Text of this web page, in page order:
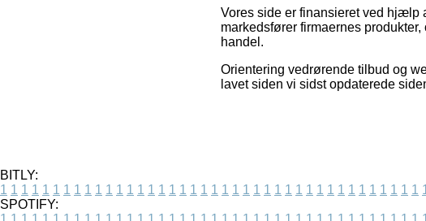
Vores side er finansieret ved hjælp
markedsfører firmaernes
handel.
Orientering vedrørende tilbud og
lavet siden vi sidst opdaterede
BITLY:
1 1 1 1 1 1 1 1 1 1 1 1 1 1 1 1 1 1 1 1 1 1 1 1 1 1 1 1 1 1 1 1 1 1 1 1 1 1 1 1
SPOTIFY: